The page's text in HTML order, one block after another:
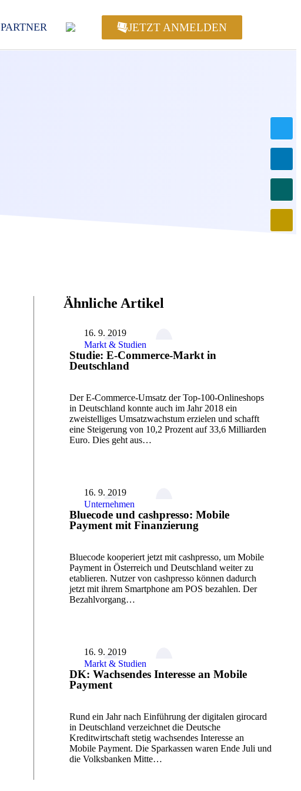
PARTNER JETZT ANMELDEN
Ähnliche Artikel
16. 9. 2019
Markt & Studien
Studie: E-Commerce-Markt in
Deutschland
Der E-Commerce-Umsatz der Top-100-Onlineshops
in Deutschland konnte auch im Jahr 2018 ein
zweistelliges Umsatzwachstum erzielen und schafft
eine Steigerung von 10,2 Prozent auf 33,6 Milliarden
Euro. Dies geht aus…
16. 9. 2019
Unternehmen
Bluecode und cashpresso: Mobile
Payment mit Finanzierung
Bluecode kooperiert jetzt mit cashpresso, um Mobile
Payment in Österreich und Deutschland weiter zu
etablieren. Nutzer von cashpresso können dadurch
jetzt mit ihrem Smartphone am POS bezahlen. Der
Bezahlvorgang…
16. 9. 2019
Markt & Studien
DK: Wachsendes Interesse an Mobile
Payment
Rund ein Jahr nach Einführung der digitalen girocard
in Deutschland verzeichnet die Deutsche
Kreditwirtschaft stetig wachsendes Interesse an
Mobile Payment. Die Sparkassen waren Ende Juli und
die Volksbanken Mitte…